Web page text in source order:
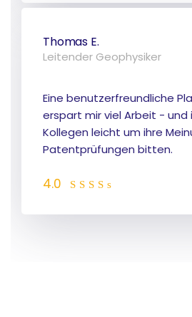
Thomas E.
Leitender Geophysiker
Eine benutzerfreundliche
erspart mir viel Arbeit - und
Kollegen leicht um ihre
Patentprüfungen bitten.
4.0